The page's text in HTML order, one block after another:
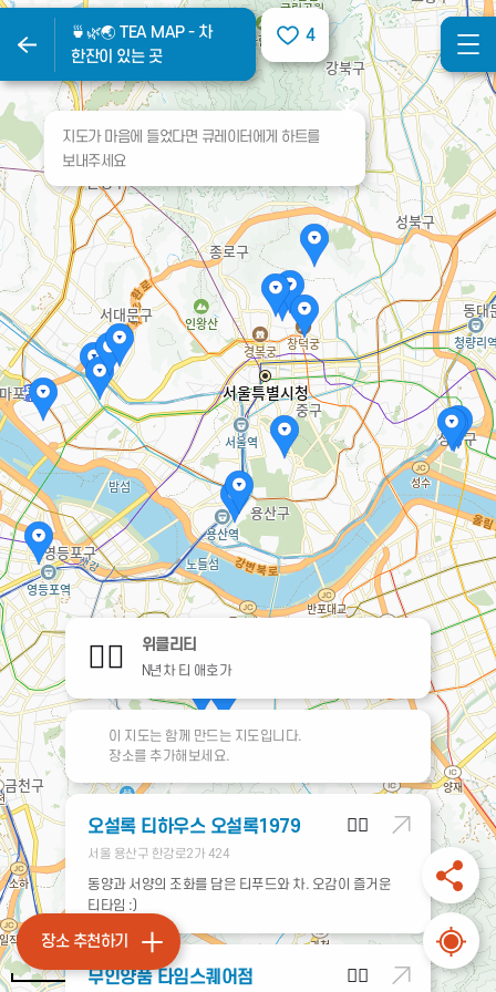
🍵🌿🌏 TEA MAP - 차
한잔이 있는 곳
4
🍵🌿🌏 TEA MAP - 차
한잔이 있는 곳
4
2km
🧙‍♀️ 위클리티
N년차 티 애호가
이 지도는 함께 만드는 지도입니다.
장소를 추가해보세요.
🧙‍♀️
오설록 티하우스 오설록1979
서울 용산구 한강로2가 424
동양과 서양의 조화를 담은 티푸드와 차. 오감이 즐거운
티타임 :)
🧙‍♀️
무인양품 타임스퀘어점
장소 추천하기